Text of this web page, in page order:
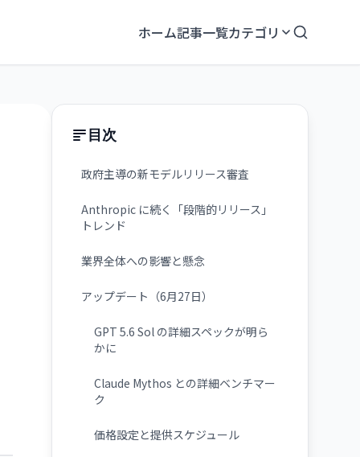
ホーム記事一覧カテゴリ
目次
政府主導の新モデルリリース審査
Anthropic に続く「段階的リリース」
トレンド
業界全体への影響と懸念
アップデート（6月27日）
GPT 5.6 Sol の詳細スペックが明ら
かに
Claude Mythos との詳細ベンチマー
ク
価格設定と提供スケジュール